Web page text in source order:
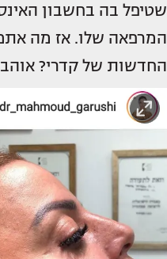
שטיפל בה בחשבון
המרפאה שלו. אז מה
החדשות של קדרי?